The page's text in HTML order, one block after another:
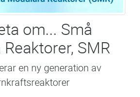
om... Små
SMR
en ny generation av